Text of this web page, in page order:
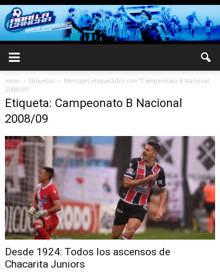
Inicio Etiquetas
Mensajes etiquetados con "Campeonato B Nacional
2008/09"
Etiqueta: Campeonato B Nacional
2008/09
Desde 1924: Todos los ascensos de
Chacarita Juniors